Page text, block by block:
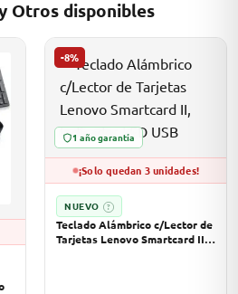
Otros disponibles
-8%
1 año garantía
¡Solo quedan 3 unidades!
NUEVO ?
Teclado Alámbrico c/Lector de
Tarjetas Lenovo Smartcard II,